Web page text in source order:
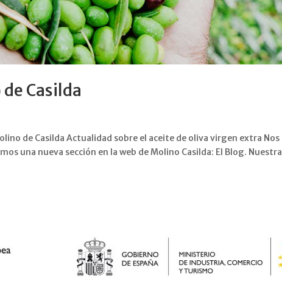
Casilda
de Casilda Actualidad sobre el aceite de oliva virgen extra Nos
una nueva sección en la web de Molino Casilda: El Blog. Nuestra